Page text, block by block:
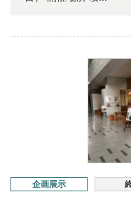
企画展示